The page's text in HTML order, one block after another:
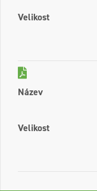
Velikost
Název
Velikost